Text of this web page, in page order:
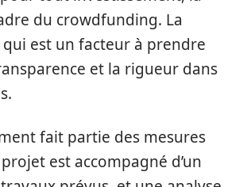
du crowdfunding. La
est un facteur à prendre
et la rigueur dans
fait partie des mesures
est accompagné d’un